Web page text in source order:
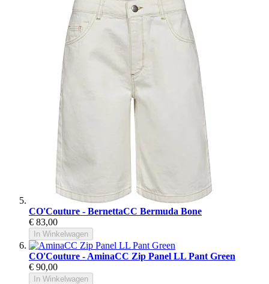
CO'Couture - BernettaCC Bermuda Bone
€ 83,00
In Winkelwagen
CO'Couture - AminaCC Zip Panel LL Pant Green
€ 90,00
In Winkelwagen